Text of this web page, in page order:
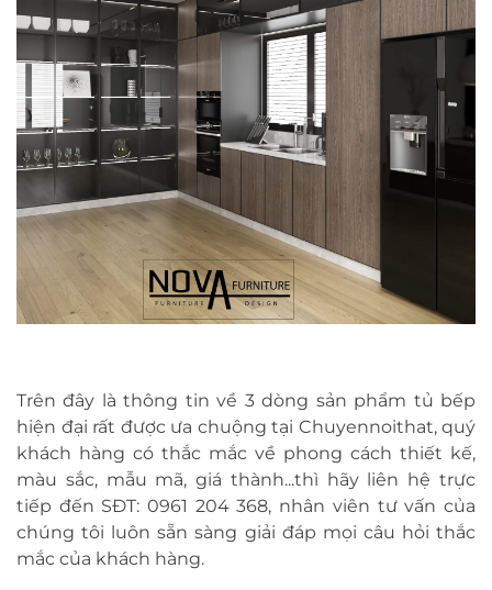
Trên đây là thông tin về 3 dòng sản phẩm tủ bếp
hiện đại rất được ưa chuộng tại Chuyennoithat, quý
khách hàng có thắc mắc về phong cách thiết kế,
màu sắc, mẫu mã, giá thành...thì hãy liên hệ trực
tiếp đến SĐT: 0961 204 368, nhân viên tư vấn của
chúng tôi luôn sẵn sàng giải đáp mọi câu hỏi thắc
mắc của khách hàng.